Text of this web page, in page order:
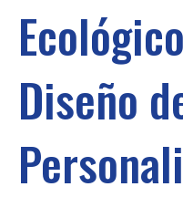
Diseño